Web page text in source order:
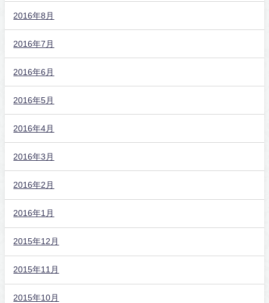
2016年8月
2016年7月
2016年6月
2016年5月
2016年4月
2016年3月
2016年2月
2016年1月
2015年12月
2015年11月
2015年10月